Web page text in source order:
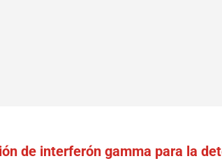
de interferón gamma para la